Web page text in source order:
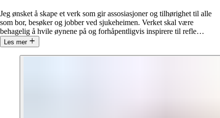
Jeg ønsket å skape et verk som gir assosiasjoner og tilhørighet til alle
som bor, besøker og jobber ved sjukeheimen. Verket skal være
behagelig å hvile øynene på og forhåpentligvis inspirere til refle…
Les mer